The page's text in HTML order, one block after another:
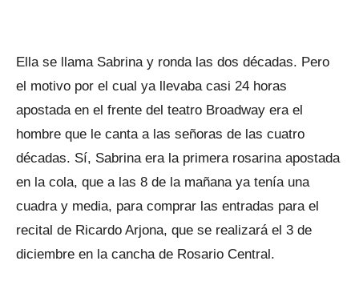
Ella se llama Sabrina y ronda las dos décadas. Pero
el motivo por el cual ya llevaba casi 24 horas
apostada en el frente del teatro Broadway era el
hombre que le canta a las señoras de las cuatro
décadas. Sí, Sabrina era la primera rosarina apostada
en la cola, que a las 8 de la mañana ya tenía una
cuadra y media, para comprar las entradas para el
recital de Ricardo Arjona, que se realizará el 3 de
diciembre en la cancha de Rosario Central.